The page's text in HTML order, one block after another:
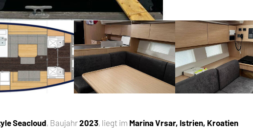
Seacloud, Baujahr2023, liegt im Marina Vrsar, Istrien, Kroatien